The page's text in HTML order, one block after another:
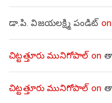
డా.పి. విజయలక్ష్మి పండిట్ on
చిట్టత్తూరు మునిగోపాల్on
చిట్టత్తూరు మునిగోపాల్on